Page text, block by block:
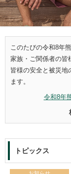
このたびの令和8年
家族・ご関係者の皆
皆様の安全と被災地
ます。
令和8年
トピックス